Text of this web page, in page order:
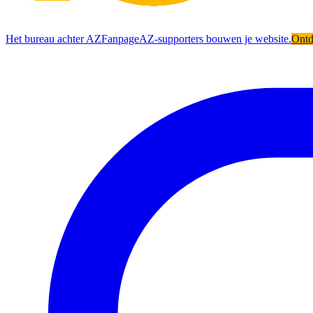
Het bureau achter AZFanpageAZ-supporters bouwen je website.